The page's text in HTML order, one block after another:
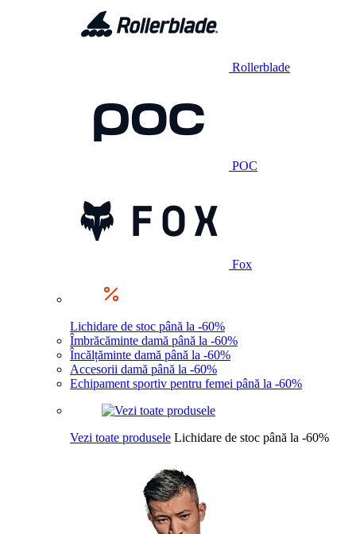
Rollerblade
POC
Fox
Lichidare de stoc până la -60%
Îmbrăcăminte damă până la -60%
Încălțăminte damă până la -60%
Accesorii damă până la -60%
Echipament sportiv pentru femei până la -60%
Vezi toate produsele Lichidare de stoc până la -60%